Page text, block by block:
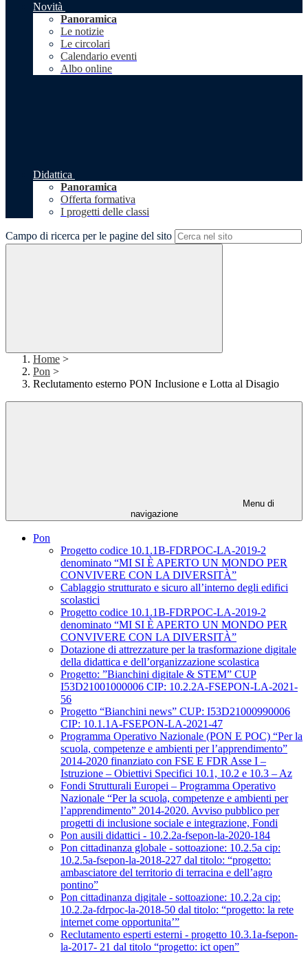
Novità
Panoramica
Le notizie
Le circolari
Calendario eventi
Albo online
Didattica
Panoramica
Offerta formativa
I progetti delle classi
Campo di ricerca per le pagine del sito
Home >
Pon >
Reclutamento esterno PON Inclusione e Lotta al Disagio
Menu di
navigazione
Pon
Progetto codice 10.1.1B-FDRPOC-LA-2019-2
denominato “MI SI È APERTO UN MONDO PER
CONVIVERE CON LA DIVERSITÀ”
Cablaggio strutturato e sicuro all’interno degli edifici
scolastici
Progetto codice 10.1.1B-FDRPOC-LA-2019-2
denominato “MI SI È APERTO UN MONDO PER
CONVIVERE CON LA DIVERSITÀ”
Dotazione di attrezzature per la trasformazione digitale
della didattica e dell’organizzazione scolastica
Progetto: ”Bianchini digitale & STEM” CUP
I53D21001000006 CIP: 10.2.2A-FSEPON-LA-2021-
56
Progetto “Bianchini news” CUP: I53D21000990006
CIP: 10.1.1A-FSEPON-LA-2021-47
Programma Operativo Nazionale (PON E POC) “Per la
scuola, competenze e ambienti per l’apprendimento”
2014-2020 finanziato con FSE E FDR Asse I –
Istruzione – Obiettivi Specifici 10.1, 10.2 e 10.3 – Az
Fondi Strutturali Europei – Programma Operativo
Nazionale “Per la scuola, competenze e ambienti per
l’apprendimento” 2014-2020. Avviso pubblico per
progetti di inclusione sociale e integrazione, Fondi
Pon ausili didattici - 10.2.2a-fsepon-la-2020-184
Pon cittadinanza globale - sottoazione: 10.2.5a cip:
10.2.5a-fsepon-la-2018-227 dal titolo: “progetto:
ambasciatore del territorio di terracina e dell’agro
pontino”
Pon cittadinanza digitale - sottoazione: 10.2.2a cip:
10.2.2a-fdrpoc-la-2018-50 dal titolo: “progetto: la rete
internet come opportunita’”
Reclutamento esperti esterni - progetto 10.3.1a-fsepon-
la-2017- 21 dal titolo “progetto: ict open”